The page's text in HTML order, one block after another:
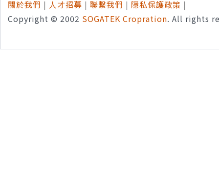
關於我們 | 人才招募 | 聯繫我們 | 隱私保護政策 |
Copyright © 2002 SOGATEK Cropration. All rights